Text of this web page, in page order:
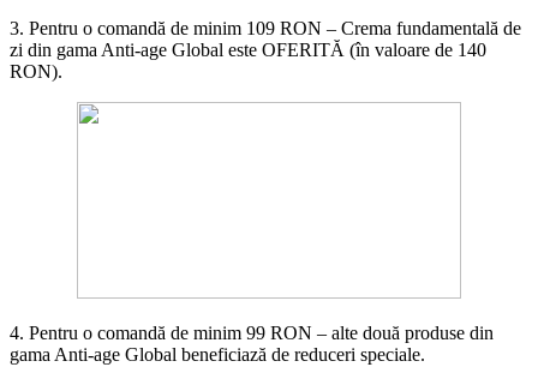
3. Pentru o comandă de minim 109 RON – Crema fundamentală de
zi din gama Anti-age Global este OFERITĂ (în valoare de 140
RON).
4. Pentru o comandă de minim 99 RON – alte două produse din
gama Anti-age Global beneficiază de reduceri speciale.